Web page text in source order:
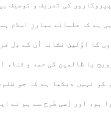
کی تعریف و توصیف
ہے کہ علمائے مبارزِ اسلام
کا اوّلین نشانہ اُن کے دِل
یا ظالمین کی حمد و ثناء
کو نہیں دیکھا ہے کہ جو
ہو، اور اِسی طرح سے ہم نے